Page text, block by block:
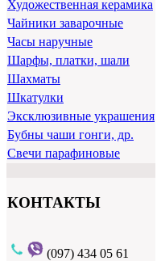
Художественная керамика
Чайники заварочные
Часы наручные
Шарфы, платки, шали
Шахматы
Шкатулки
Эксклюзивные украшения
Бубны чаши гонги, др.
Свечи парафиновые
КОНТАКТЫ
(097) 434 05 61